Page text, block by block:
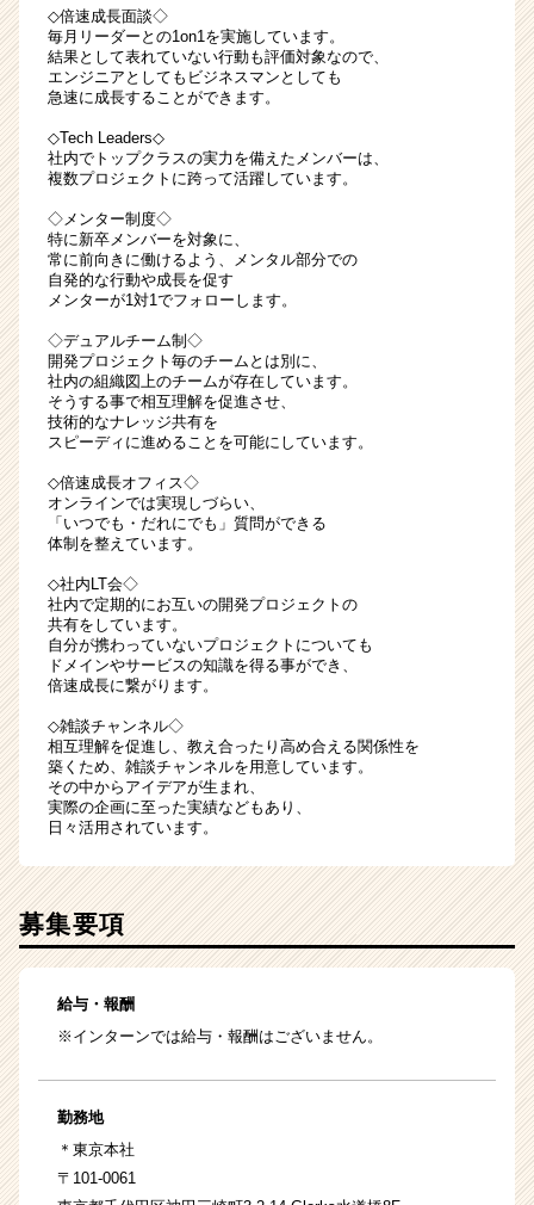
◇倍速成長面談◇
毎月リーダーとの1on1を実施しています。
結果として表れていない行動も評価対象なので、
エンジニアとしてもビジネスマンとしても
急速に成長することができます。
◇Tech Leaders◇
社内でトップクラスの実力を備えたメンバーは、
複数プロジェクトに跨って活躍しています。
◇メンター制度◇
特に新卒メンバーを対象に、
常に前向きに働けるよう、メンタル部分での
自発的な行動や成長を促す
メンターが1対1でフォローします。
◇デュアルチーム制◇
開発プロジェクト毎のチームとは別に、
社内の組織図上のチームが存在しています。
そうする事で相互理解を促進させ、
技術的なナレッジ共有を
スピーディに進めることを可能にしています。
◇倍速成長オフィス◇
オンラインでは実現しづらい、
「いつでも・だれにでも」質問ができる
体制を整えています。
◇社内LT会◇
社内で定期的にお互いの開発プロジェクトの
共有をしています。
自分が携わっていないプロジェクトについても
ドメインやサービスの知識を得る事ができ、
倍速成長に繋がります。
◇雑談チャンネル◇
相互理解を促進し、教え合ったり高め合える関係性を
築くため、雑談チャンネルを用意しています。
その中からアイデアが生まれ、
実際の企画に至った実績などもあり、
日々活用されています。
募集要項
給与・報酬
※インターンでは給与・報酬はございません。
勤務地
＊東京本社
〒101-0061